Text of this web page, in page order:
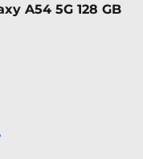
A54 5G 128 GB